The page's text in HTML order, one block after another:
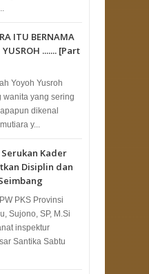
ITU BERNAMA
YUSROH ....... [Part
Yoyoh Yusroh
wanita yang sering
dikenal
y...
Kader
Disiplin dan
PKS Provinsi
Sujono, SP, M.Si
inspektur
Santika Sabtu